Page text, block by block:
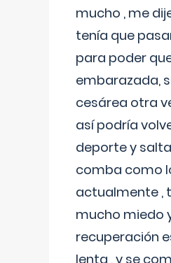
mucho , me
tenía que
para poder
embarazada,
cesárea otra
así podría
deporte y
comba como
actualmente ,
mucho miedo
recuperación
lenta , y se